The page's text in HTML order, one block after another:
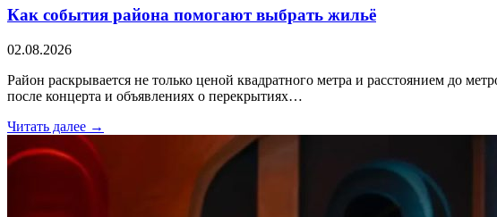
Как события района помогают выбрать жильё
02.08.2026
Район раскрывается не только ценой квадратного метра и расстоянием до
после концерта и объявлениях о перекрытиях…
Читать далее →